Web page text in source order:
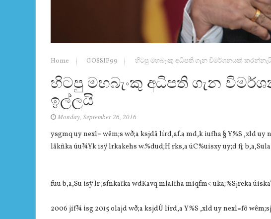
Home GOSSIP99 හිටපු මහබැංකු අධිපති ගැන විමර්ශනයක්
හිටපු මහබැංකු අධිපති ගැන
ඉල්ලයි
Monday, September 26, 2016
ysgmq uy nexl= wêm;s wð;a ksjdâ lírd,af.a md,k iufha § Y‍%S ,xld
läkñka úu¾Yk isÿ lrkakehs w.‍%dud;H rks,a úC%uisxy uy;d fj;
fuu b,a,Su isÿ lr ;sfnkafka wdKavq mlaIfha miqfm< uka;‍%Sjreka
2006 jif¾ isg 2015 olajd wð;a ksjdÙ lírd,a Y‍%S ,xld uy nexl=fõ